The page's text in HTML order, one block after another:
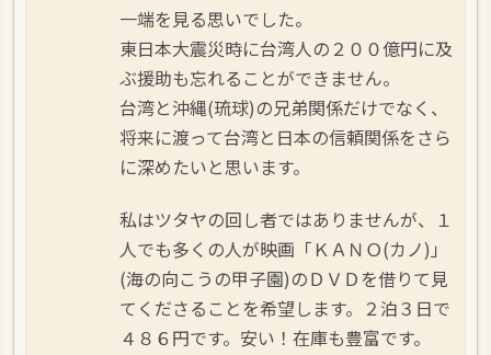
一端を見る思いでした。
東日本大震災時に台湾人の２００億円に及
ぶ援助も忘れることができません。
台湾と沖縄(琉球)の兄弟関係だけでなく、
将来に渡って台湾と日本の信頼関係をさら
に深めたいと思います。
私はツタヤの回し者ではありませんが、１
人でも多くの人が映画「ＫＡＮＯ(カノ)」
(海の向こうの甲子園)のＤＶＤを借りて見
てくださることを希望します。２泊３日で
４８６円です。安い！在庫も豊富です。